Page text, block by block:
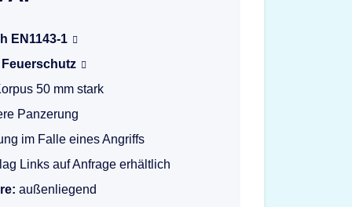
EN1143-1
50 mm stark
Panzerung
im Falle eines Angriffs
Links auf Anfrage erhältlich
außenliegend